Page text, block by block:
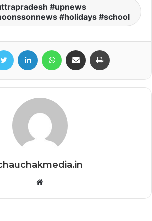
#upnews
#holidays #school
Twitter LinkedIn WhatsAppShare via Email
Website